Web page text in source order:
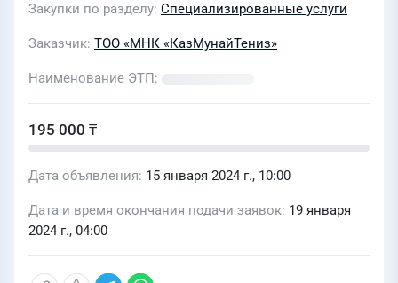
Закупки по разделу Специализированные услуги
Заказчик ТОО «МНК «КазМунайТениз»
Наименование ЭТП
195 000 ₸
Дата объявления 15 января 2024 г., 10:00
Дата и время окончания подачи заявок 19 января
2024 г., 04:00